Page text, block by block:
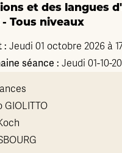
et des langues
Tous niveaux
: Jeudi 01 octobre 2026 à
séance : Jeudi 01-10-
GIOLITTO